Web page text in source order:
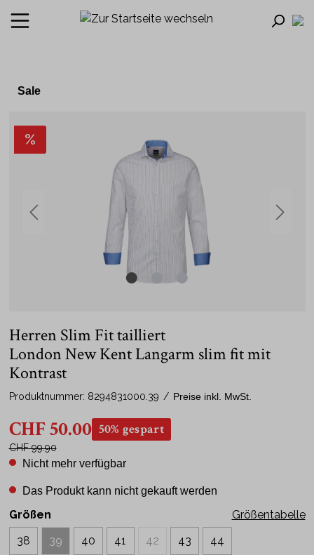
Sale
%
Herren Slim Fit tailliert
London New Kent Langarm slim fit mit
Kontrast
Produktnummer: 8294831000.39 / Preise inkl. MwSt.
CHF 50.00 50% gespart
CHF 99.90
Nicht mehr verfügbar
Das Produkt kann nicht gekauft werden
Größentabelle
Größen
38
39 40 41 42 43 44